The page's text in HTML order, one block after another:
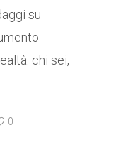
su
chi sei,
0